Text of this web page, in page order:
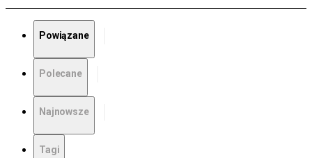
Powiązane
Polecane
Najnowsze
Tagi